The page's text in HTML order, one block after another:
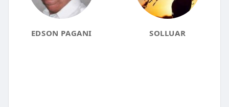
EDSON PAGANI SOLLUAR